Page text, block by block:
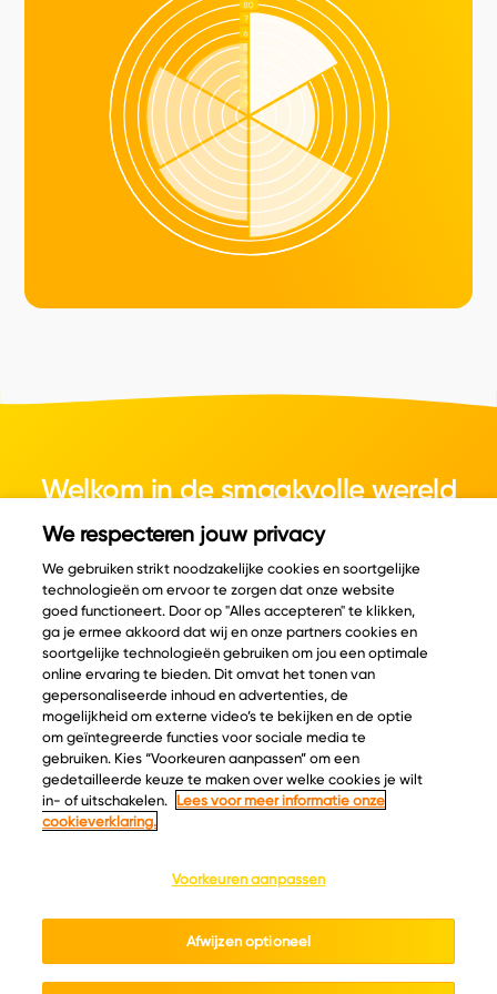
Welkom in de smaakvolle wereld
van kaas.
© Copyright 2026 Velder
Inspiratie
Kaascatalogus
Recepten
Kaasplankjes
Blog
Informatie
Over ons
Ontdek
Keurmerken
We respecteren jouw privacy
We gebruiken strikt noodzakelijke cookies en soortgelijke
technologieën om ervoor te zorgen dat onze website
goed functioneert. Door op "Alles accepteren" te klikken,
ga je ermee akkoord dat wij en onze partners cookies en
soortgelijke technologieën gebruiken om jou een optimale
online ervaring te bieden. Dit omvat het tonen van
gepersonaliseerde inhoud en advertenties, de
mogelijkheid om externe video’s te bekijken en de optie
om geïntegreerde functies voor sociale media te
gebruiken. Kies “Voorkeuren aanpassen” om een
gedetailleerde keuze te maken over welke cookies je wilt
in- of uitschakelen.
Lees voor meer informatie onze
cookieverklaring.
Voorkeuren aanpassen
Afwijzen optioneel